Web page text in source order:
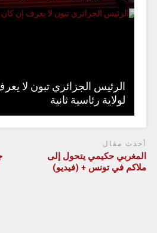
الرئيس الجزائري تبون لا
لولاية رئاسية ثانية
أحدث مقال
المغربي حكيمي يتحول إلى
ملاكم في تونس + (فيديو)